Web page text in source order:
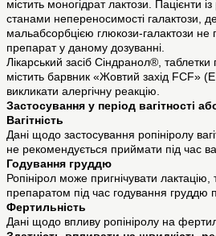
містить моногідрат лактози. Пацієнти
станами непереносимості галактози,
мальабсорбцією глюкози-галактози не
препарат у даному дозуванні.
Лікарський засіб Сіндранол®, таблетки
містить барвник «Жовтий захід FCF»
викликати алергічну реакцію.
Застосування у період вагітності
Вагітність
Дані щодо застосування ропініролу
не рекомендується приймати під час
Годування груддю
Ропінірол може пригнічувати лактацію,
препаратом під час годування груддю
Фертильність
Дані щодо впливу ропініролу на